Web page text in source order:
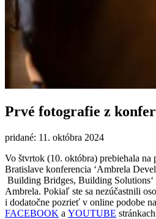
Prvé fotografie z
pridané: 11. októbra 2024
Vo štvrtok (10. októbra) prebiehala
Bratislave konferencia ‘Ambrela
Building Bridges, Building Solutions‘
Ambrela. Pokiaľ ste sa nezúčastnili
i dodatočne pozrieť v online podobe na
FACEBOOK a YOUTUBE